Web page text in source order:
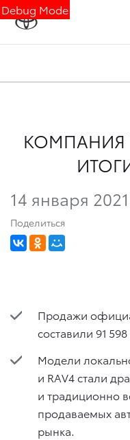
Debug Mode
КОМПАНИЯ
14 января
Поделиться
Продажи
составили 91
Модели
и RAV4 стали
и традиционно
продаваемых
рынка.